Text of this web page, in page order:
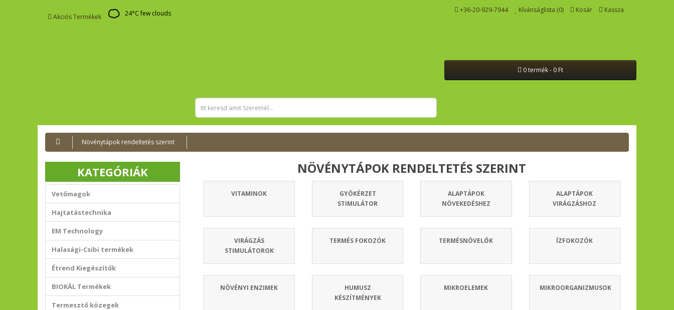
Akciós Termékek 24°C few clouds +36-20-929-7944 Kívánságlista (0) Kosár Kassza
0 termék - 0 Ft
Növénytápok rendeltetés szerint
KATEGÓRIÁK
Vetőmagok
Hajtatástechnika
EM Technology
Halasági-Csibi termékek
Étrend Kiegészítők
BIOKÁL Termékek
Termesztő közegek
NÖVÉNYTÁPOK RENDELTETÉS SZERINT
VITAMINOK
GYÖKÉRZET
STIMULÁTOR
ALAPTÁPOK
NÖVEKEDÉSHEZ
ALAPTÁPOK
VIRÁGZÁSHOZ
VIRÁGZÁS
STIMULÁTOROK
TERMÉS FOKOZÓK TERMÉSNÖVELŐK ÍZFOKOZÓK
NÖVÉNYI ENZIMEK
HUMUSZ
KÉSZÍTMÉNYEK
MIKROELEMEK MIKROORGANIZMUSOK